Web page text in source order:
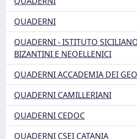
QUADERNI
QUADERNI - ISTITUTO
BIZANTINI E NEOELLENICI
QUADERNI ACCADEMIA DEI
QUADERNI CAMILLERIANI
QUADERNI CEDOC
QUADERNI CSEI CATANIA